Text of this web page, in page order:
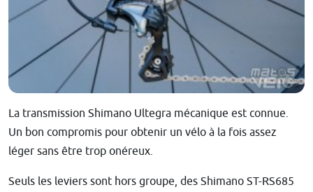
La transmission Shimano Ultegra mécanique est connue.
Un bon compromis pour obtenir un vélo à la fois assez
léger sans être trop onéreux.
Seuls les leviers sont hors groupe, des Shimano ST-RS685